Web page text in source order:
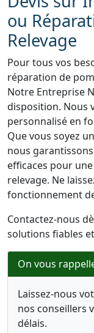
ou
Relevage
Pour tous vos
réparation de
Notre Entreprise
disposition. Nous
personnalisé en
Que vous soyez
nous
efficaces pour
relevage. Ne
fonctionnement
Contactez-nous
solutions fiables
On vous
Laissez-nous
nos conseillers
délais.